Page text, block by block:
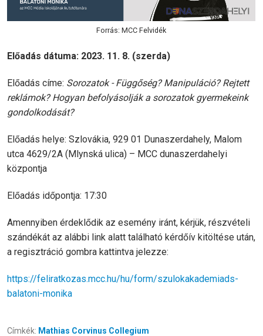
Forrás: MCC Felvidék
Előadás dátuma: 2023. 11. 8. (szerda)
Előadás címe: Sorozatok - Függőség? Manipuláció? Rejtett
reklámok? Hogyan befolyásolják a sorozatok gyermekeink
gondolkodását?
Előadás helye: Szlovákia, 929 01 Dunaszerdahely, Malom
utca 4629/2A (Mlynská ulica) – MCC dunaszerdahelyi
központja
Előadás időpontja: 17:30
Amennyiben érdeklődik az esemény iránt, kérjük, részvételi
szándékát az alábbi link alatt található kérdőív kitöltése után,
a regisztráció gombra kattintva jelezze:
https://feliratkozas.mcc.hu/hu/form/szulokakademiads-
balatoni-monika
Címkék: Mathias Corvinus Collegium